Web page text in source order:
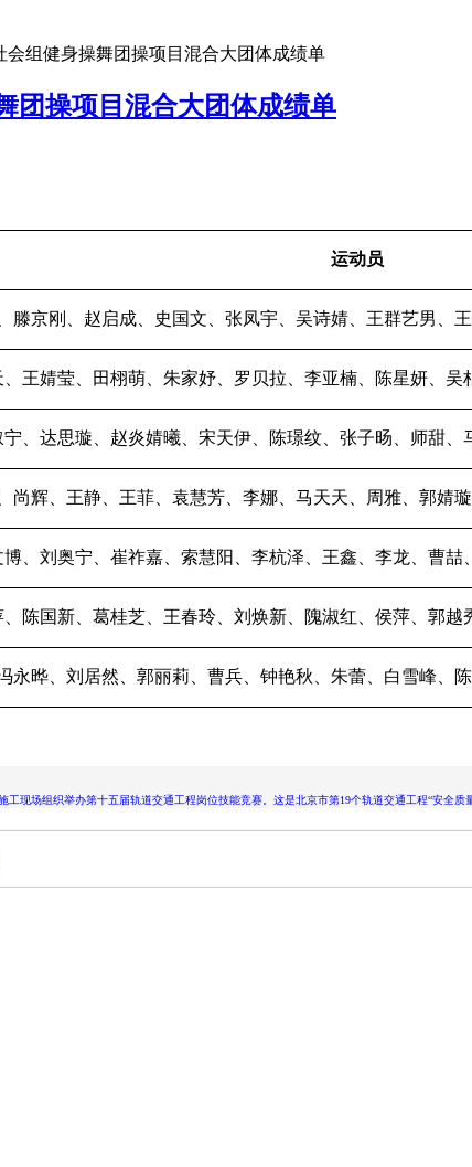
会组健身操舞团操项目混合大团体成绩单
团操项目混合大团体成绩单
运动员
滕京刚、赵启成、史国文、张凤宇、吴诗婧、王群艺男、
、王婧莹、田栩萌、朱家妤、罗贝拉、李亚楠、陈星妍、
、达思璇、赵炎婧曦、宋天伊、陈璟纹、张子旸、师甜
尚辉、王静、王菲、袁慧芳、李娜、马天天、周雅、郭婧
博、刘奥宁、崔祚嘉、索慧阳、李杭泽、王鑫、李龙、曹
、陈国新、葛桂芝、王春玲、刘焕新、隗淑红、侯萍、郭
永晔、刘居然、郭丽莉、曹兵、钟艳秋、朱蕾、白雪峰、
场组织举办第十五届轨道交通工程岗位技能竞赛。这是北京市第19个轨道交通工程“安全质